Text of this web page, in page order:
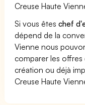
Creuse Haute
Si vous êteschef
dépend de la
Vienne nous
comparer les offres
création ou déjà
Creuse Haute